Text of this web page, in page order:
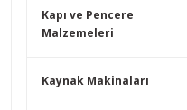
Kapı ve Pencere
Malzemeleri
Kaynak Makinaları